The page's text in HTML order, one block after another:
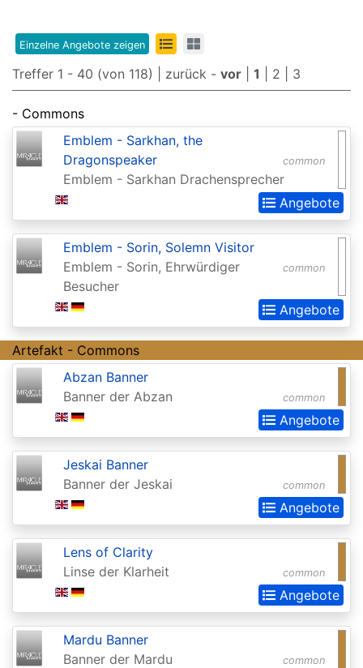
8th
Edition
Edition
Adventures
Forgotten
Realms
Adventures
the
Forgotten
Realms:
Extras
Revolt
Aetherdrift
Aetherdrift:
Extras
Alara
Reborn
Alpha
Einzelne Angebote zeigen
Treffer 1 - 40 (von 118) | zurück - vor 1 2 3
- Commons
common
Emblem - Sarkhan, the
Dragonspeaker
Emblem - Sarkhan Drachensprecher
Angebote
common
Emblem - Sorin, Solemn Visitor
Emblem - Sorin, Ehrwürdiger
Besucher
Angebote
Artefakt - Commons
common
Abzan Banner
Banner der Abzan
Angebote
common
Jeskai Banner
Banner der Jeskai
Angebote
common
Lens of Clarity
Linse der Klarheit
Angebote
common
Mardu Banner
Banner der Mardu